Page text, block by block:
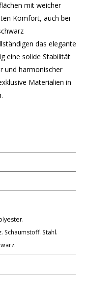
mit weicher
Komfort, auch bei
das elegante
eine solide Stabilität
und harmonischer
Materialien in
Schaumstoff. Stahl.